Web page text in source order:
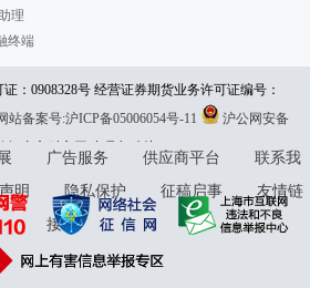
理
终端
：0908328号 经营证券期货业务许可证编号：
法和不良信息举报:021-61278686 举报邮箱：
jubao@eastmoney.com
站备案号:沪ICP备05006054号-11
沪公网安备
:东方财富网意见与建议:4000300059/952500
广告服务 供应商平台
联系我
明 隐私保护 征稿启事
友情链
接